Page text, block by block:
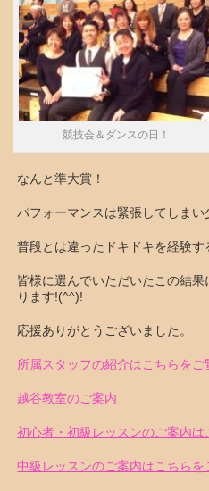
競技会＆ダンスの日！
なんと準大賞！
パフォーマンスは緊張してしま
普段とは違ったドキドキを経験す
皆様に選んでいただいたこの結
ります!(^^)!
応援ありがとうございました。
所属スタッフの紹介はこちらをご
越谷教室のご案内
初心者・初級レッスンのご案内は
中級レッスンのご案内はこちらを